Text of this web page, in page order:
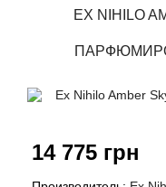
EX NIHILO
14 775 грн